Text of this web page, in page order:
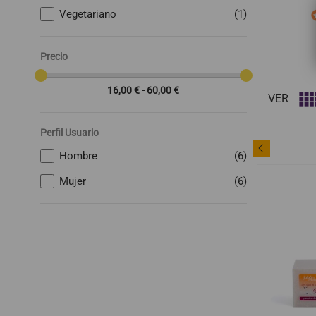
Vegetariano
(1)
Precio
16,00 € - 60,00 €
Perfil Usuario
Hombre
(6)
Mujer
(6)
VER